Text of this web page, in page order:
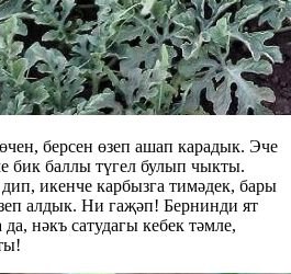
берсен өзеп ашап карадык. Эче
бик баллы түгел булып чыкты.
икенче карбызга тимәдек, бары
алдык. Ни гаҗәп! Бернинди ят
нәкъ сатудагы кебек тәмле,